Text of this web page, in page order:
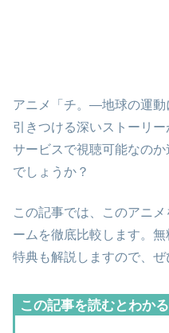
アニメ「チ。―地球の運
引きつける深いストーリ
サービスで視聴可能なの
でしょうか？
この記事では、このアニ
ームを徹底比較します。
特典も解説しますので、ぜ
この記事を読むとわか